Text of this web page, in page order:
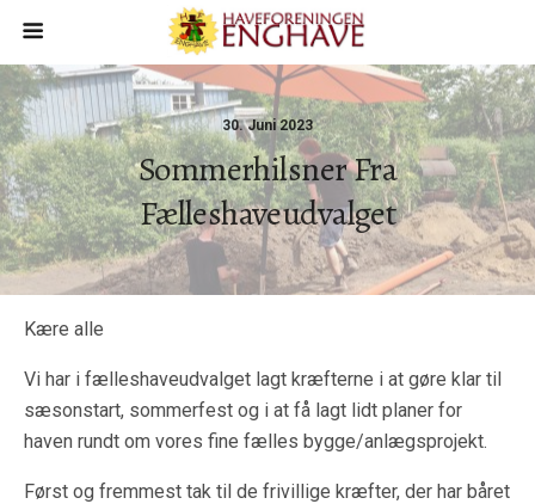
30. Juni 2023
Sommerhilsner Fra
Fælleshaveudvalget
Kære alle
Vi har i fælleshaveudvalget lagt kræfterne i at gøre klar til
sæsonstart, sommerfest og i at få lagt lidt planer for
haven rundt om vores fine fælles bygge/anlægsprojekt.
Først og fremmest tak til de frivillige kræfter, der har båret